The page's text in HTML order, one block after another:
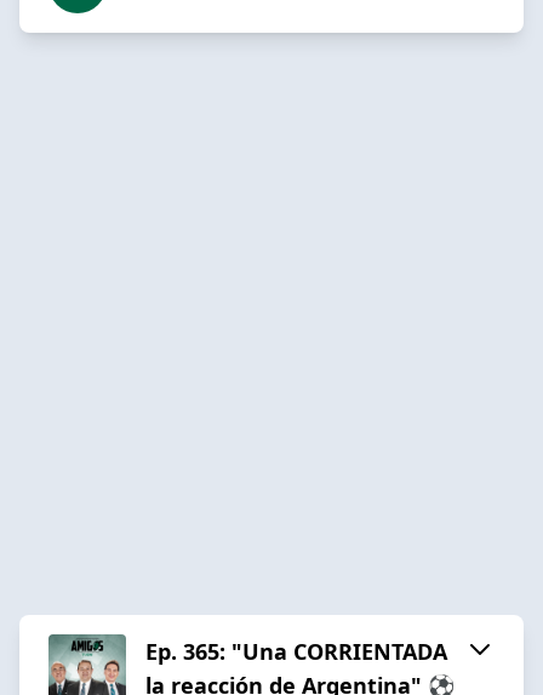
Ep. 365: "Una CORRIENTADA
la reacción de Argentina" ⚽️